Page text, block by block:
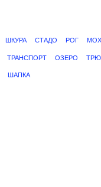
ШКУРА СТАДО РОГ МОХ
ТРАНСПОРТ ОЗЕРО
ШАПКА